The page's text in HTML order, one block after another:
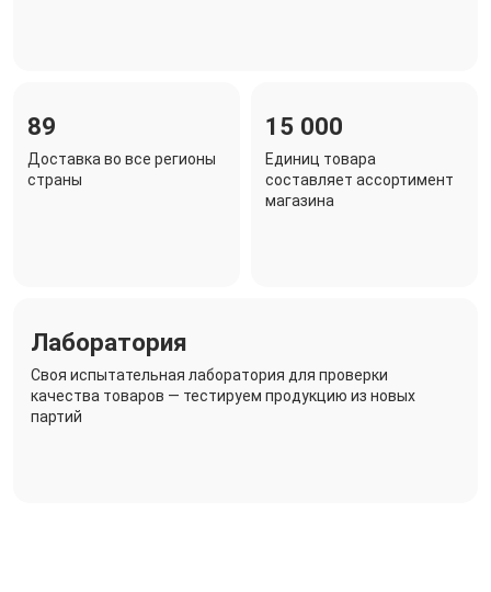
89
Доставка во все регионы
страны
15 000
Единиц товара
составляет ассортимент
магазина
Лаборатория
Своя испытательная лаборатория для проверки
качества товаров — тестируем продукцию из новых
партий